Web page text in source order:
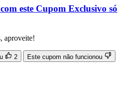
este Cupom Exclusivo só
aproveite!
2 Este cupom não funcionou